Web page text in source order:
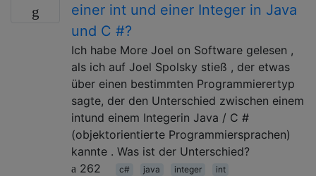
einer int und einer Integer in Java
und C #?
Ich habe More Joel on Software gelesen ,
als ich auf Joel Spolsky stieß , der etwas
über einen bestimmten Programmierertyp
sagte, der den Unterschied zwischen einem
intund einem Integerin Java / C #
(objektorientierte Programmiersprachen)
kannte . Was ist der Unterschied?
262
c# java integer int